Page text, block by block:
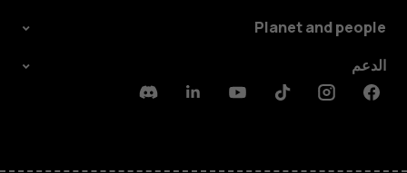
Planet and people
الدعم
Facebook
Instagram
Tiktok
Youtube
Linkedin
Discord